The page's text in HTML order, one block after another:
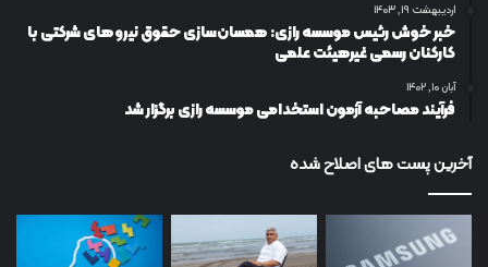
اردیبهشت ۱۹, ۱۴۰۳
خبر خوش رئیس موسسه رازی: همسان‌سازی حقوق نیروهای شرکتی با
کارکنان رسمی غیرهیئت علمی
آبان ۱۰, ۱۴۰۲
فرآیند مصاحبه آزمون استخدامی موسسه رازی برگزار شد
آخرین پست های اصلاح شده